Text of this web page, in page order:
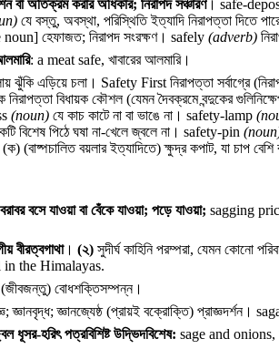
বা অতিক্রম করার অধিকার; নিরাপদ সঞ্চারণ। safe-
যে বস্তু, অবস্থা, পরিস্থিতি ইত্যাদি নিরাপত্তা দিতে
হেফাজত; নিরাপদ সংরক্ষণ। safely (adverb)
: a meat safe, খাবারের আলমারি।
ঝুঁকি এড়িয়ে চলা। Safety First নিরাপত্তা সর্বাগ্রে
নিরাপত্তা বিধায়ক কৌশল (যেমন দৈবক্রমে বন্দুকের
(noun) যে কাচ কাটে না বা ভাঙে না। safety-lamp
বিশেষ পিঠে ঘষা না-খেলে জ্বলে না। safety-pin
(ক) (বাষ্পচালিত বয়লার ইত্যাদিতে) ক্ষুদ্র কপাট, যা চাপ
বসে যাওয়া বা বেঁকে যাওয়া; পড়ে যাওয়া; sagging
বীরত্বগাথা। (২) সুদীর্ঘ কাহিনি পরম্পরা, যেমন কোনো
in the Himalayas.
বোধশক্তিসম্পন্ন।
জ্ঞানবৃদ্ধ; জ্ঞানজ্যেষ্ঠ (প্রায়ই বক্রোক্তি) প্রাজ্ঞদর্শন।
ধূসর-হরিৎ পত্রবিশিষ্ট উদ্ভিদবিশেষ: sage and onions,